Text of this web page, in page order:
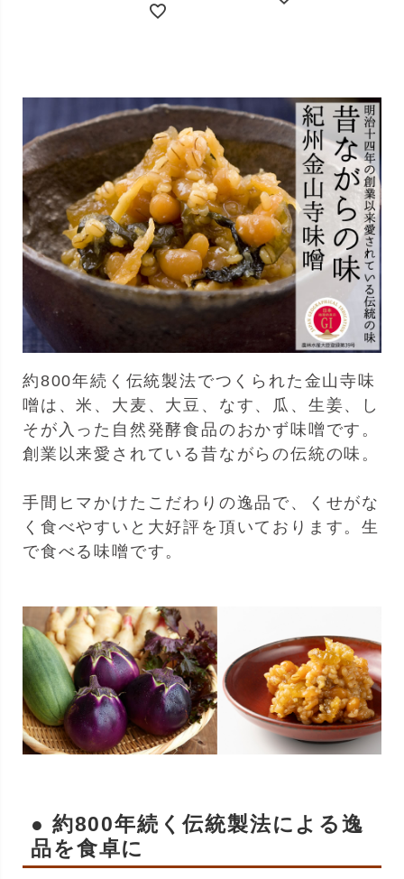
約800年続く伝統製法でつくられた金山寺味
噌は、米、大麦、大豆、なす、瓜、生姜、し
そが入った自然発酵食品のおかず味噌です。
創業以来愛されている昔ながらの伝統の味。
手間ヒマかけたこだわりの逸品で、くせがな
く食べやすいと大好評を頂いております。生
で食べる味噌です。
● 約800年続く伝統製法による逸
品を食卓に